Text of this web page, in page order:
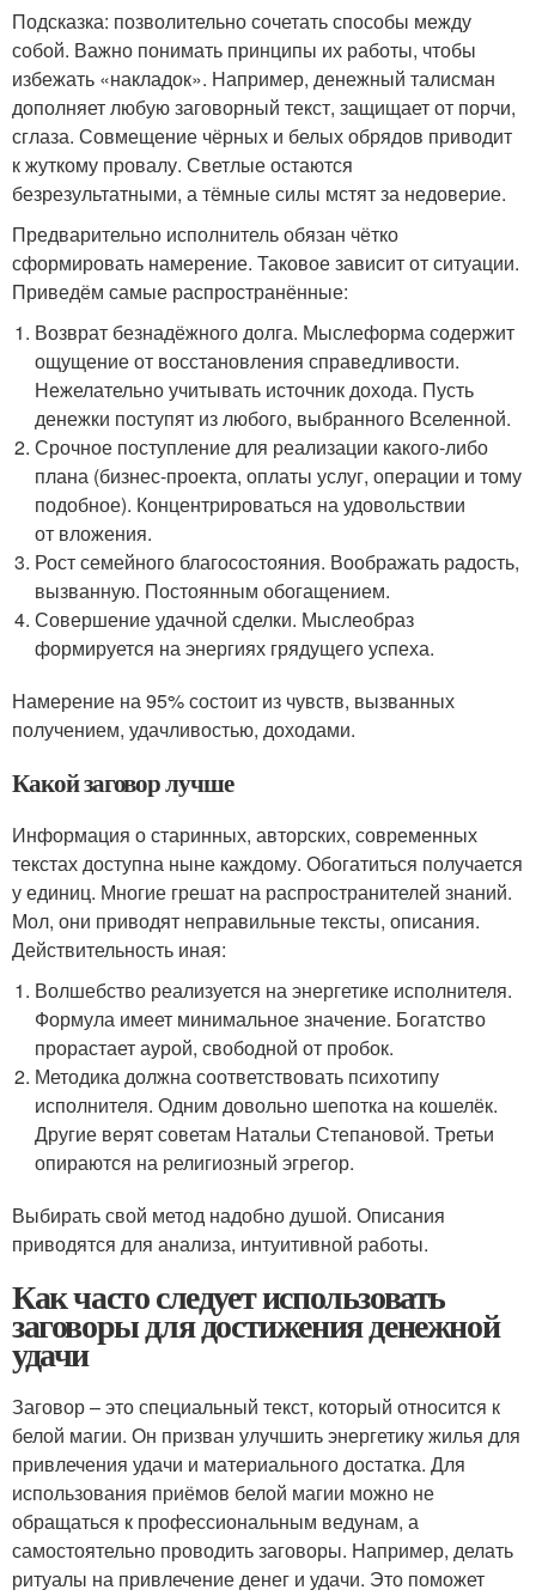
Подсказка: позволительно сочетать способы между
собой. Важно понимать принципы их работы, чтобы
избежать «накладок». Например, денежный талисман
дополняет любую заговорный текст, защищает от порчи,
сглаза. Совмещение чёрных и белых обрядов приводит
к жуткому провалу. Светлые остаются
безрезультатными, а тёмные силы мстят за недоверие.
Предварительно исполнитель обязан чётко
сформировать намерение. Таковое зависит от ситуации.
Приведём самые распространённые:
Возврат безнадёжного долга. Мыслеформа содержит
ощущение от восстановления справедливости.
Нежелательно учитывать источник дохода. Пусть
денежки поступят из любого, выбранного Вселенной.
Срочное поступление для реализации какого-либо
плана (бизнес-проекта, оплаты услуг, операции и тому
подобное). Концентрироваться на удовольствии
от вложения.
Рост семейного благосостояния. Воображать радость,
вызванную. Постоянным обогащением.
Совершение удачной сделки. Мыслеобраз
формируется на энергиях грядущего успеха.
Намерение на 95% состоит из чувств, вызванных
получением, удачливостью, доходами.
Какой заговор лучше
Информация о старинных, авторских, современных
текстах доступна ныне каждому. Обогатиться получается
у единиц. Многие грешат на распространителей знаний.
Мол, они приводят неправильные тексты, описания.
Действительность иная:
Волшебство реализуется на энергетике исполнителя.
Формула имеет минимальное значение. Богатство
прорастает аурой, свободной от пробок.
Методика должна соответствовать психотипу
исполнителя. Одним довольно шепотка на кошелёк.
Другие верят советам Натальи Степановой. Третьи
опираются на религиозный эгрегор.
Выбирать свой метод надобно душой. Описания
приводятся для анализа, интуитивной работы.
Как часто следует использовать
заговоры для достижения денежной
удачи
Заговор – это специальный текст, который относится к
белой магии. Он призван улучшить энергетику жилья для
привлечения удачи и материального достатка. Для
использования приёмов белой магии можно не
обращаться к профессиональным ведунам, а
самостоятельно проводить заговоры. Например, делать
ритуалы на привлечение денег и удачи. Это поможет